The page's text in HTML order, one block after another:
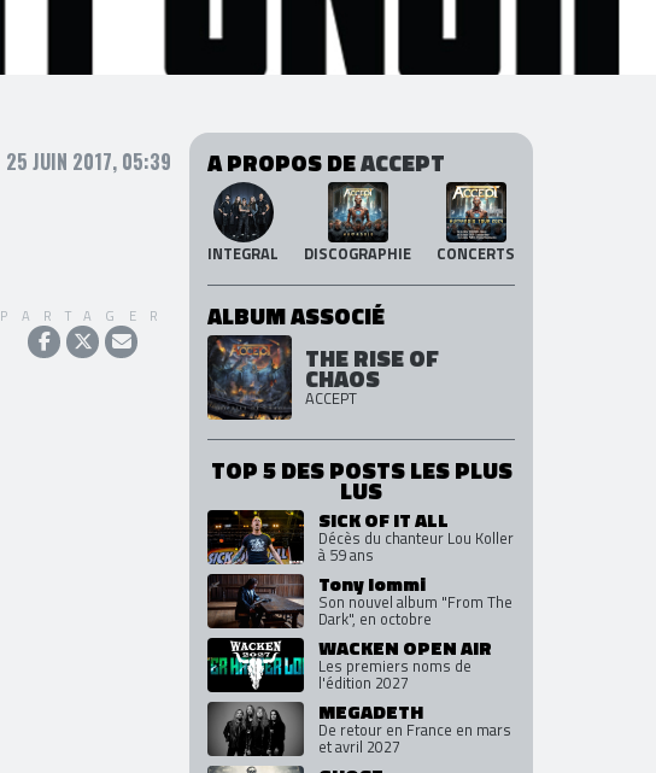
25 JUIN 2017, 05:39
PARTAGER
A PROPOS DEACCEPT
INTEGRAL DISCOGRAPHIE CONCERTS
ALBUM ASSOCIÉ
THE RISE OF
CHAOS
ACCEPT
TOP 5 DES POSTS LES PLUS
LUS
SICK OF IT ALL
Décès du chanteur Lou Koller
à 59 ans
Tony Iommi
Son nouvel album "From The
Dark", en octobre
WACKEN OPEN AIR
Les premiers noms de
l'édition 2027
MEGADETH
De retour en France en mars
et avril 2027